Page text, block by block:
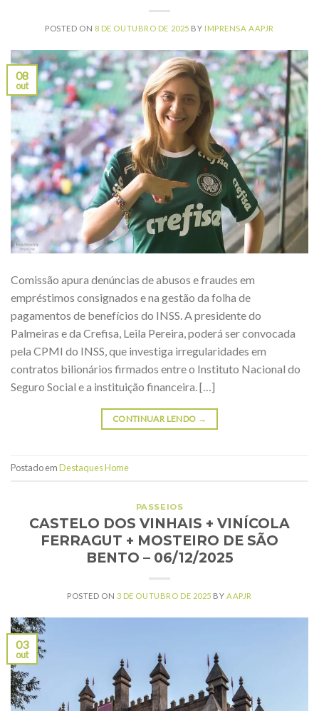
POSTED ON 8 DE OUTUBRO DE 2025 BY IMPRENSA AAPJR
08
out
Comissão apura denúncias de abusos e fraudes em
empréstimos consignados e na gestão da folha de
pagamentos de benefícios do INSS. A presidente do
Palmeiras e da Crefisa, Leila Pereira, poderá ser convocada
pela CPMI do INSS, que investiga irregularidades em
contratos bilionários firmados entre o Instituto Nacional do
Seguro Social e a instituição financeira. […]
CONTINUAR LENDO →
Postado emDestaques Home
PASSEIOS
CASTELO DOS VINHAIS + VINÍCOLA
FERRAGUT + MOSTEIRO DE SÃO
BENTO – 06/12/2025
POSTED ON 3 DE OUTUBRO DE 2025 BYAAPJR
03
out